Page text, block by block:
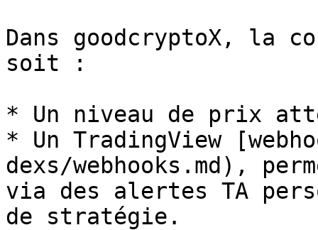
Dans goodcryptoX, la
soit :
* Un niveau de prix
* Un TradingView
dexs/webhooks.md),
via des alertes TA
de stratégie.